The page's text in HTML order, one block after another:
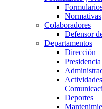
Normativas
Colaboradores
Defensor
Departamentos
Dirección
Presidencia
Deportes